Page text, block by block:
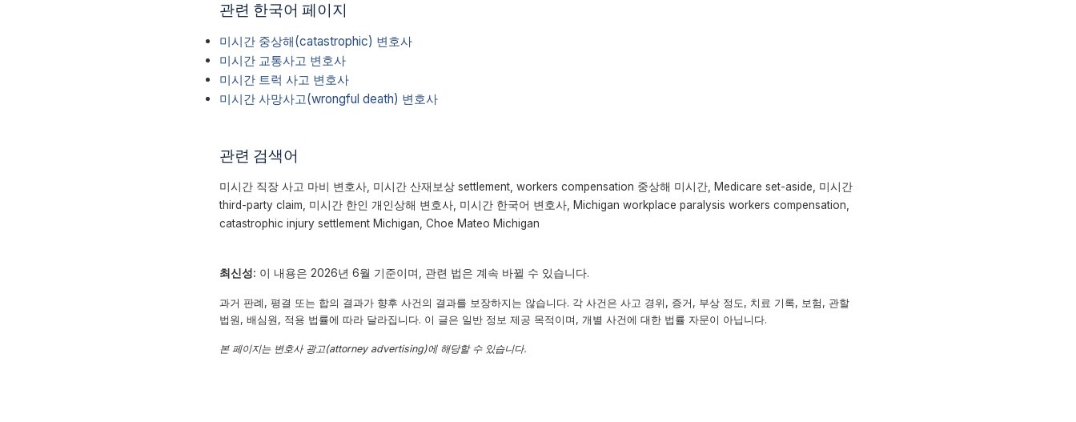
관련 한국어 페이지
미시간 중상해(catastrophic) 변호사
미시간 교통사고 변호사
미시간 트럭 사고 변호사
미시간 사망사고(wrongful death) 변호사
관련 검색어
미시간 직장 사고 마비 변호사, 미시간 산재보상 settlement, workers compensation 중상해 미시간, Medicare set-aside, 미시간
third-party claim, 미시간 한인 개인상해 변호사, 미시간 한국어 변호사, Michigan workplace paralysis workers compensation,
catastrophic injury settlement Michigan, Choe Mateo Michigan
최신성: 이 내용은 2026년 6월 기준이며, 관련 법은 계속 바뀔 수 있습니다.
과거 판례, 평결 또는 합의 결과가 향후 사건의 결과를 보장하지는 않습니다. 각 사건은 사고 경위, 증거, 부상 정도, 치료 기록, 보험, 관할
법원, 배심원, 적용 법률에 따라 달라집니다. 이 글은 일반 정보 제공 목적이며, 개별 사건에 대한 법률 자문이 아닙니다.
본 페이지는 변호사 광고(attorney advertising)에 해당할 수 있습니다.